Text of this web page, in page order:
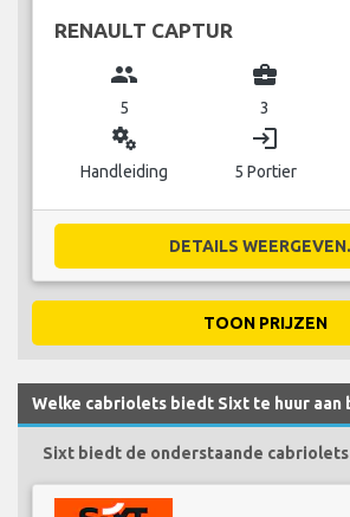
RENAULT CAPTUR
group
5
business_center
3
miscellaneous_services
Handleiding
login
5 Portier
DETAILS
TOON PRIJZEN
Welke cabriolets biedt Sixt te huur aan
Sixt biedt de onderstaande cabriolets